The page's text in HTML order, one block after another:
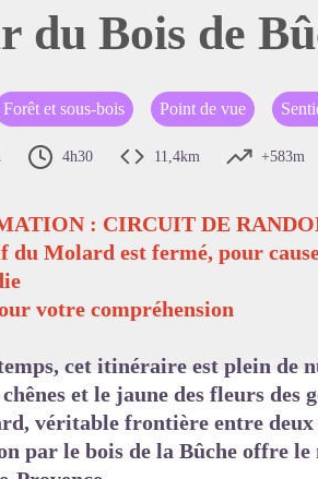
du Bois de
Forêt et sous-bois Point de vue
4h30 11,4km +583m
: CIRCUIT DE
du Molard est fermé, pour
votre compréhension
cet itinéraire est plein de
et le jaune des fleurs des
véritable frontière entre deux
par le bois de la Bûche offre